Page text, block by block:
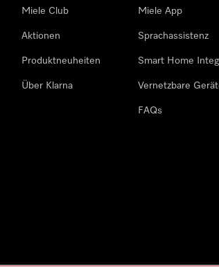
Miele Club
Aktionen
Produktneuheiten
Über Klarna
Miele App
Sprachassistenz
Smart Home
Vernetzbare
FAQs